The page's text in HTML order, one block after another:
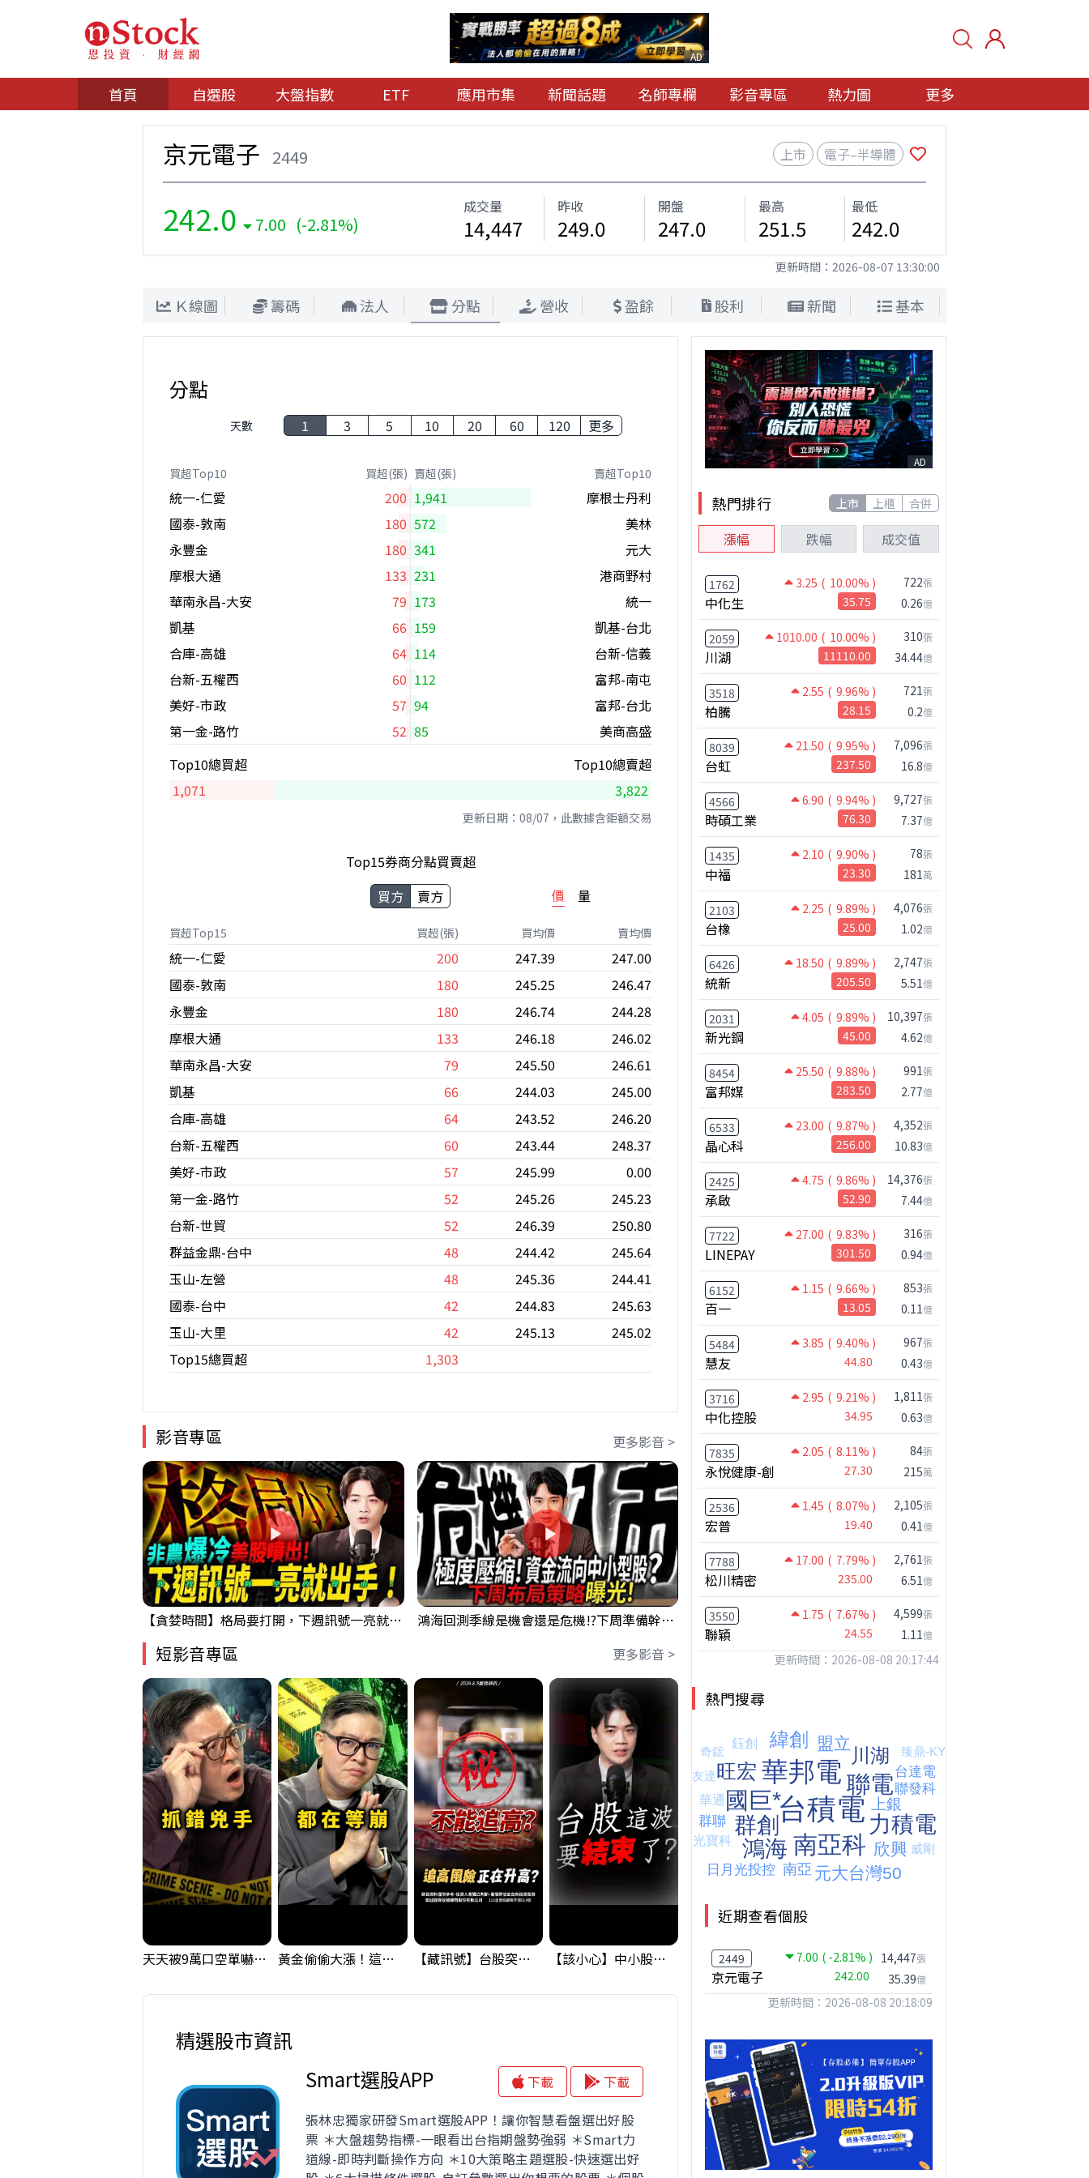
AD
首頁 自選股 大盤指數 ETF 應用市集 新聞話題 名師專欄 影音專區 熱力圖 更多
京元電子 2449 上市 電子–半導體
242.0 7.00 (-2.81%)
成交量
14,447
昨收
249.0
開盤
247.0
最高
251.5
最低
242.0
更新時間： 2026-08-07 13:30:00
Ｋ線圖 籌碼 法人 分點 營收 盈餘 股利 新聞 基本
分點
天數 1 3 5 10 20 60 120 更多
買超Top10 買超(張) 賣超(張) 賣超Top10
統一-仁愛 200 1,941
摩根士丹利
國泰-敦南
180 572
美林
永豐金
180 341
元大
摩根大通
133 231
港商野村
華南永昌-大安
79 173
統一
凱基
66 159
凱基-台北
合庫-高雄
64 114
台新-信義
台新-五權西
60 112
富邦-南屯
美好-市政
57 94
富邦-台北
第一金-路竹
52 85
美商高盛
Top10總買超
Top10總賣超
1,071
3,822
更新日期：08/07，此數據含鉅額交易
Top15券商分點買賣超
買方
賣方 價 量
買超Top15 買超(張) 買均價 賣均價
統一-仁愛 200 247.39
247.00
國泰-敦南
180 245.25
246.47
永豐金
180 246.74
244.28
摩根大通
133 246.18
246.02
華南永昌-大安
79 245.50
246.61
凱基
66 244.03
245.00
合庫-高雄
64 243.52
246.20
台新-五權西
60 243.44
248.37
美好-市政
57 245.99
0.00
第一金-路竹
52 245.26
245.23
台新-世貿
52 246.39
250.80
群益金鼎-台中
48 244.42
245.64
玉山-左營
48 245.36
244.41
國泰-台中
42 244.83
245.63
玉山-大里
42 245.13
245.02
Top15總買超
1,303
影音專區 更多影音 >
【貪婪時間】格局要打開，下週訊號一亮就出手！我不說的話還真一堆人不知道！｜錢進大趨勢 Mr.智霖 陳 2026/08/08 鴻海回測季線是機會還是危機!?下周準備幹大事?｜0807 #3661 #2317 #2317鴻海
短影音專區 更多影音 >
天天被9萬口空單嚇，其實你盯錯地方了｜Mr.Jimmy高志銘 #台股 #外資期貨 #融資 黃金偷偷大漲！這才是決定台股生死的「真風向球」！｜Mr.Jimmy高志銘 #黃金 #美元指數 #聯準會 【藏訊號】台股突破季線，週一我提醒了這個關鍵訊號 【該小心】中小股派對結束 ? 關鍵訊號都指向... 台股狂飆1200點，但還有兩關沒過｜Mr.Jimmy高志銘 #台股 #期貨 #加權指數
精選股市資訊
Smart選股APP
下載
下載
張林忠獨家研發Smart選股APP！讓你智慧看盤選出好股
票 ＊大盤趨勢指標-一眼看出台指期盤勢強弱 ＊Smart力
道線-即時判斷操作方向 ＊10大策略主題選股-快速選出好
AD
熱門排行 上市 上櫃 合併
漲幅 跌幅 成交值
1762 3.25 ( 10.00% )
中化生 35.75
722張
0.26億
2059 1010.00 ( 10.00% )
川湖 11110.00
310張
34.44億
3518 2.55 ( 9.96% )
柏騰 28.15
721張
0.2億
8039 21.50 ( 9.95% )
台虹 237.50
7,096張
16.8億
4566 6.90 ( 9.94% )
時碩工業 76.30
9,727張
7.37億
1435 2.10 ( 9.90% )
中福 23.30
78張
181萬
2103 2.25 ( 9.89% )
台橡 25.00
4,076張
1.02億
6426 18.50 ( 9.89% )
統新 205.50
2,747張
5.51億
2031 4.05 ( 9.89% )
新光鋼 45.00
10,397張
4.62億
8454 25.50 ( 9.88% )
富邦媒 283.50
991張
2.77億
6533 23.00 ( 9.87% )
晶心科 256.00
4,352張
10.83億
2425 4.75 ( 9.86% )
承啟 52.90
14,376張
7.44億
7722 27.00 ( 9.83% )
LINEPAY 301.50
316張
0.94億
6152 1.15 ( 9.66% )
百一 13.05
853張
0.11億
5484 3.85 ( 9.40% )
慧友 44.80
967張
0.43億
3716 2.95 ( 9.21% )
中化控股 34.95
1,811張
0.63億
7835 2.05 ( 8.11% )
永悅健康-創 27.30
84張
215萬
2536 1.45 ( 8.07% )
宏普 19.40
2,105張
0.41億
7788 17.00 ( 7.79% )
松川精密 235.00
2,761張
6.51億
3550 1.75 ( 7.67% )
聯穎 24.55
4,599張
1.11億
更新時間：2026-08-08 20:17:44
熱門搜尋
近期查看個股
2449 7.00 ( -2.81% )
京元電子 242.00
14,447張
35.39億
更新時間：2026-08-08 20:18:09